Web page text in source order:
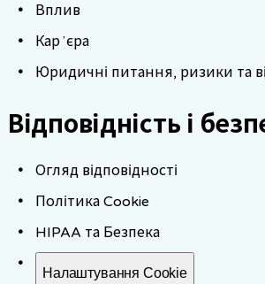
Вплив
Карʼєра
Юридичні питання, ризики та
Відповідність і
Огляд відповідності
Політика Cookie
HIPAA та Безпека
Налаштування Cookie